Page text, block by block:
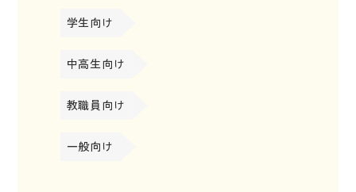
学生向け
中高生向け
教職員向け
一般向け